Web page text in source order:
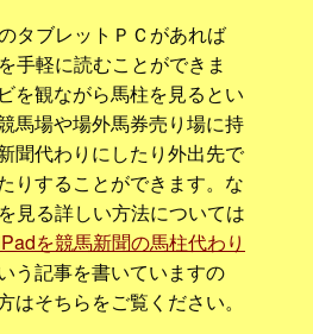
タブレットＰＣがあれば
手軽に読むことができま
を観ながら馬柱を見るとい
馬場や場外馬券売り場に持
聞代わりにしたり外出先で
りすることができます。な
見る詳しい方法については
を競馬新聞の馬柱代わり
う記事を書いていますの
はそちらをご覧ください。